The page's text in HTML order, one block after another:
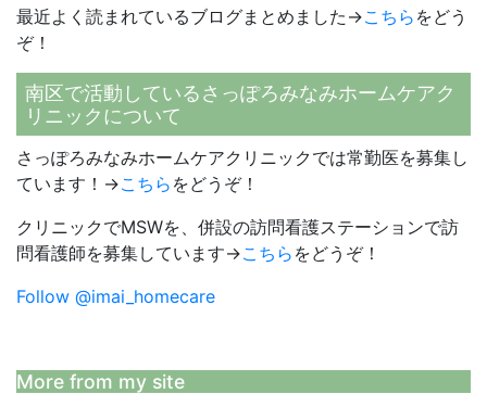
最近よく読まれているブログまとめました→こちら をどう
ぞ！
南区で活動しているさっぽろみなみホームケアク
リニックについて
さっぽろみなみホームケアクリニックでは常勤医を募集し
ています！→こちら をどうぞ！
クリニックでMSWを、併設の訪問看護ステーションで訪
問看護師を募集しています→こちら をどうぞ！
Follow @imai_homecare
More from my site